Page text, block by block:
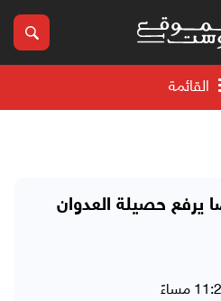
القائمة
14 شخصا يرفع حصيلة العدوان